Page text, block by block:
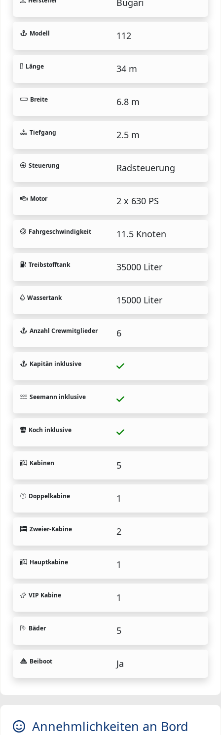
Bugari
Modell 112
Länge 34 m
Breite 6.8 m
Tiefgang 2.5 m
Steuerung Radsteuerung
Motor 2 x 630 PS
Fahrgeschwindigkeit 11.5 Knoten
Treibstofftank 35000 Liter
Wassertank 15000 Liter
Anzahl Crewmitglieder 6
Kapitän inklusive
Seemann inklusive
Koch inklusive
Kabinen 5
Doppelkabine 1
Zweier-Kabine 2
Hauptkabine 1
VIP Kabine 1
Bäder 5
Beiboot Ja
Annehmlichkeiten an Bord